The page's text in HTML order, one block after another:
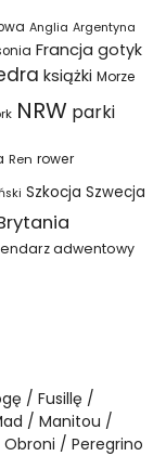
Anglia Argentyna
Francja gotyk
książki Morze
NRW parki
Ren rower
Szkocja Szwecja
adwentowy
Fusillę
Manitou
Obroni
Peregrino